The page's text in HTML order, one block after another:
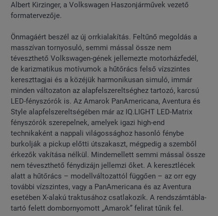
Albert Kirzinger, a Volkswagen Haszonjárművek vezető
formatervezője.
Önmagáért beszél az új orrkialakítás. Feltűnő megoldás a
masszívan tornyosuló, semmi mással össze nem
téveszthető Volkswagen-gének jellemezte motorházfedél,
de karizmatikus motívumok a hűtőrács felső vízszintes
kereszttagjai és a közéjük harmonikusan simuló, immár
minden változaton az alapfelszereltséghez tartozó, karcsú
LED-fényszórók is. Az Amarok PanAmericana, Aventura és
Style alapfelszereltségében már az IQ.LIGHT LED-Matrix
fényszórók szerepelnek, amelyek igazi high-end
technikaként a nappali világossághoz hasonló fénybe
burkolják a pickup előtti útszakaszt, mégpedig a szemből
érkezők vakítása nélkül. Mindemellett semmi mással össze
nem téveszthető fénydizájn jellemzi őket. A keresztlécek
alatt a hűtőrács – modellváltozattól függően – az orr egy
további vízszintes, vagy a PanAmericana és az Aventura
esetében X-alakú traktusához csatlakozik. A rendszámtábla-
tartó felett dombornyomott „Amarok” felirat tűnik fel.